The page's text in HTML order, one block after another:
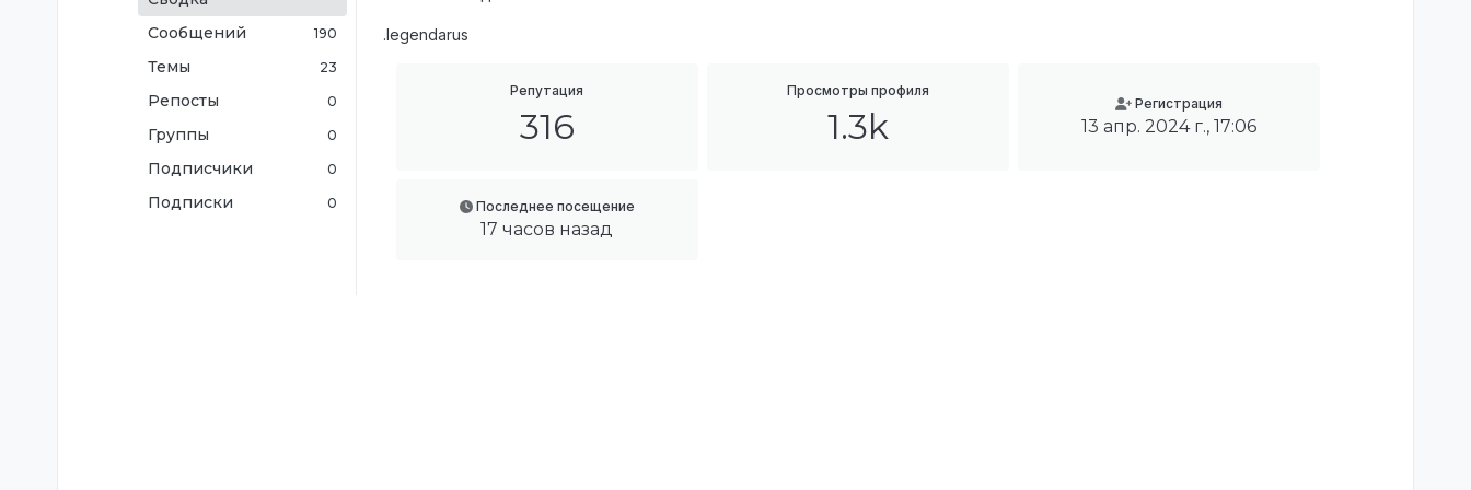
Сообщений
190
Темы 23
Репосты 0
Группы 0
Подписчики 0
Подписки 0
.legendarus
Репутация
316
Просмотры профиля
1.3k
Регистрация
13 апр. 2024 г., 17:06
Последнее посещение
17 часов назад